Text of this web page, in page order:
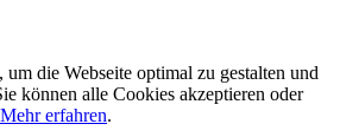
die Webseite optimal zu gestalten und
können alle Cookies akzeptieren oder
Mehr erfahren.